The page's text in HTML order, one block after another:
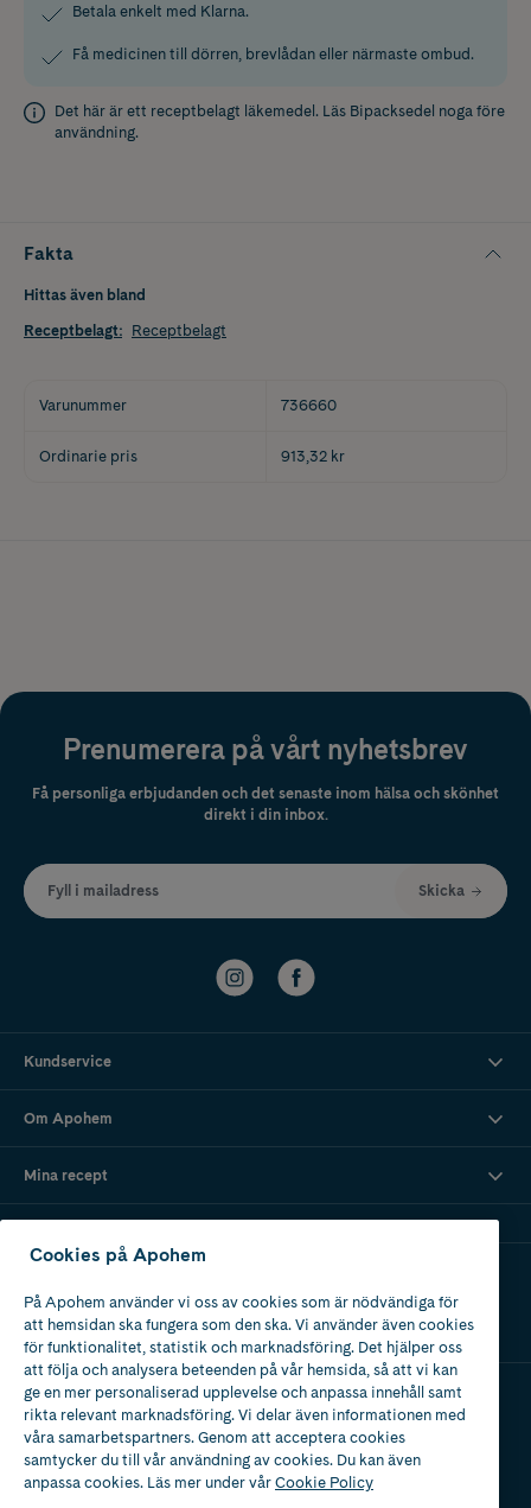
Betala enkelt med Klarna.
Få medicinen till dörren, brevlådan eller närmaste ombud.
Det här är ett receptbelagt läkemedel. Läs Bipacksedel noga före
användning.
Fakta
Hittas även bland
Receptbelagt: Receptbelagt
Varunummer 736660
Ordinarie pris 913,32 kr
Prenumerera på vårt nyhetsbrev
Få personliga erbjudanden och det senaste inom hälsa och skönhet
direkt i din inbox.
Fyll i mailadress Skicka
Kundservice
Om Apohem
Mina recept
Apotek med tillstånd
av Läkemedelsverket
Cookies på Apohem
På Apohem använder vi oss av cookies som är nödvändiga för
att hemsidan ska fungera som den ska. Vi använder även cookies
för funktionalitet, statistik och marknadsföring. Det hjälper oss
att följa och analysera beteenden på vår hemsida, så att vi kan
ge en mer personaliserad upplevelse och anpassa innehåll samt
rikta relevant marknadsföring. Vi delar även informationen med
våra samarbetspartners. Genom att acceptera cookies
samtycker du till vår användning av cookies. Du kan även
anpassa cookies. Läs mer under vårCookie Policy